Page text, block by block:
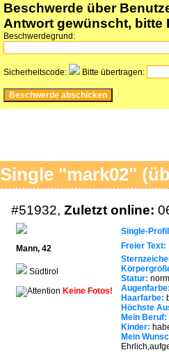
Beschwerde über
Antwort gewünscht, bitte
Beschwerdegrund:
Sicherheitscode: Bitte übertragen:
Single "mark02"
#51932, Zuletzt online:
Mann, 42
Südtirol
Keine Fotos!
Single-
Freier Text:
Statur:
Haarfarbe:
Höchste
Mein Beruf:
Kinder:
Mein